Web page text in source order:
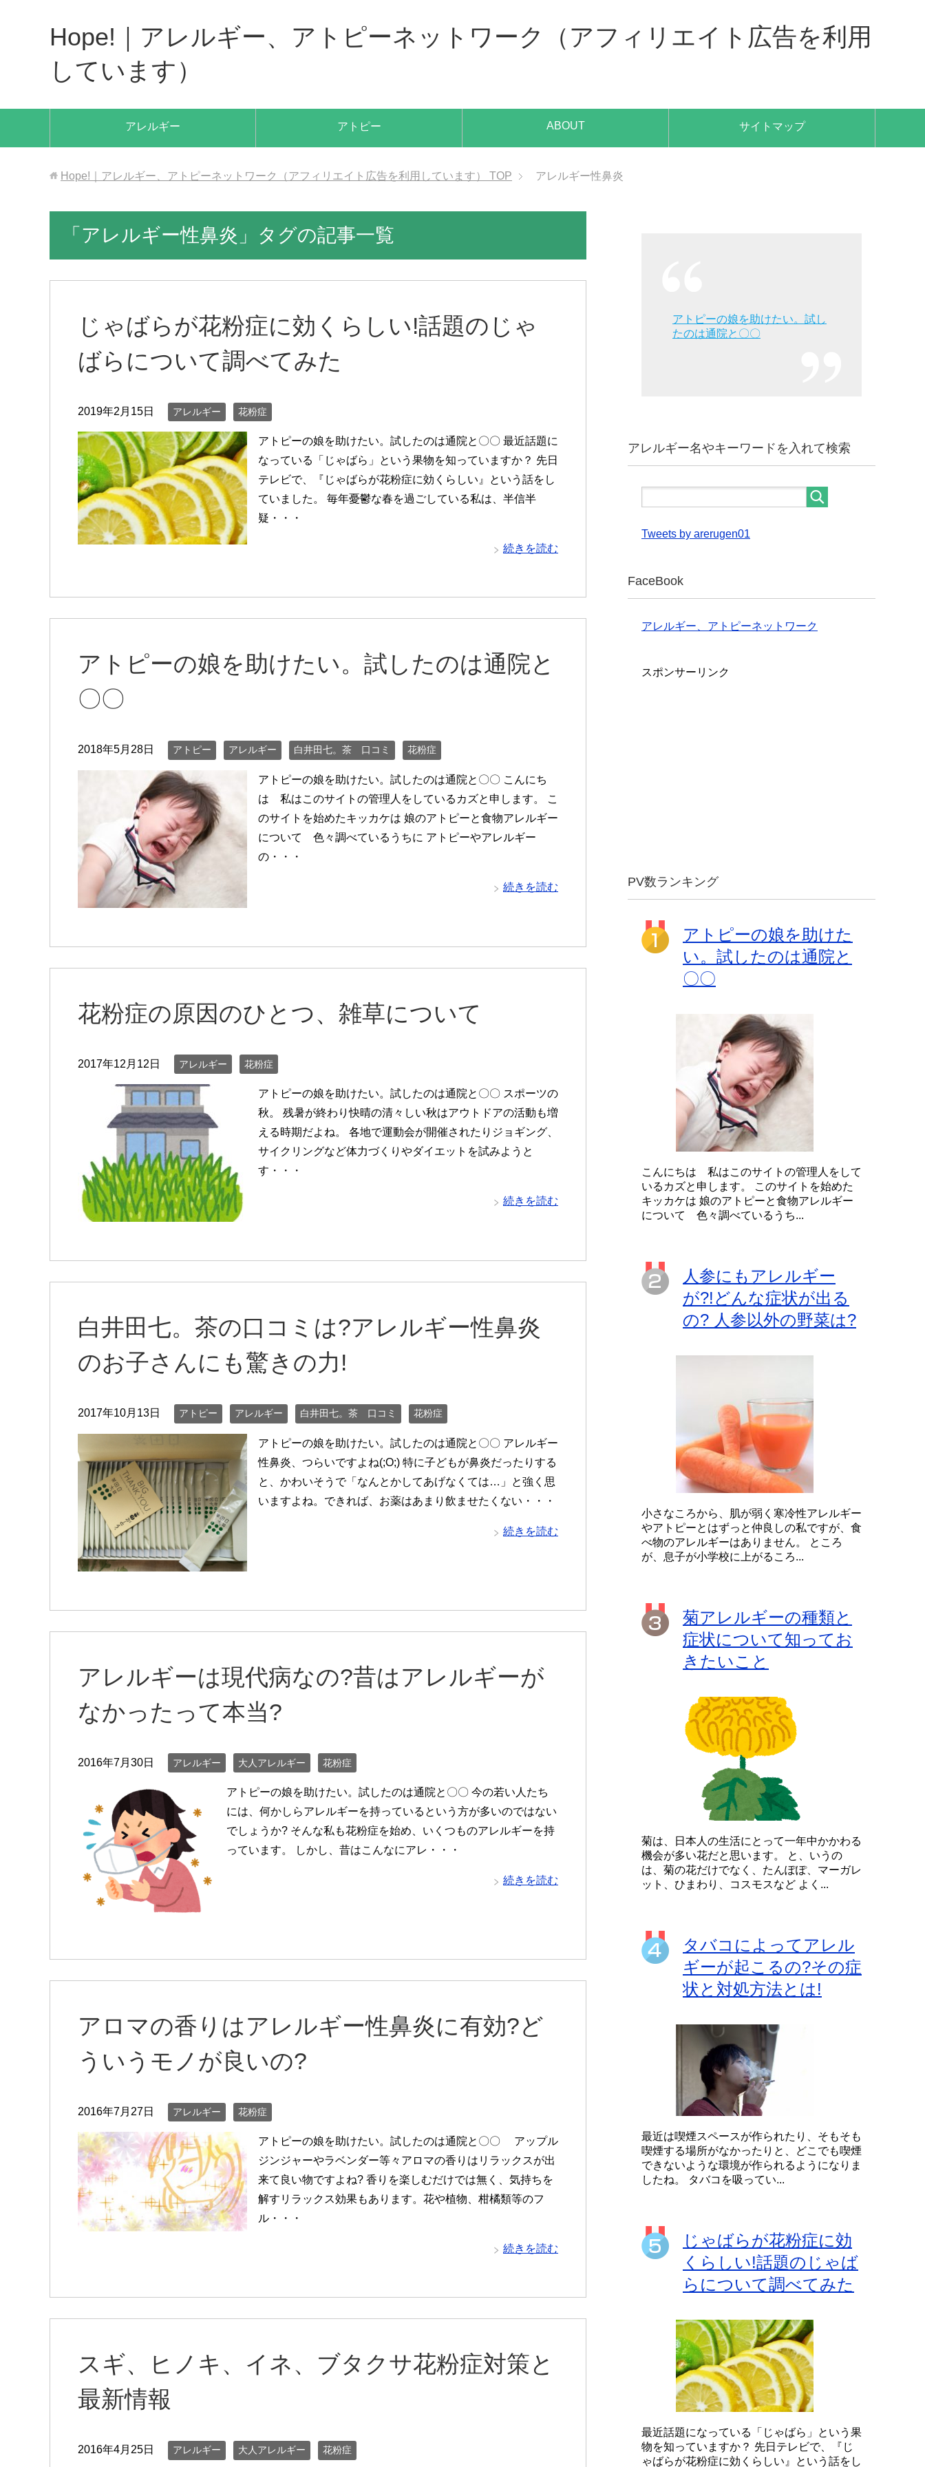
Hope!｜アレルギー、アトピーネットワーク（アフィリエイト広告を利用
しています）
アレルギー アトピー ABOUT サイトマップ
Hope!｜アレルギー、アトピーネットワーク（アフィリエイト広告を利用しています） TOP アレルギー性鼻炎
「アレルギー性鼻炎」タグの記事一覧
じゃばらが花粉症に効くらしい!話題のじゃ
ばらについて調べてみた
2019年2月15日 アレルギー 花粉症
アトピーの娘を助けたい。試したのは通院と〇〇 最近話題に
なっている「じゃばら」という果物を知っていますか？ 先日
テレビで、『じゃばらが花粉症に効くらしい』という話をし
ていました。 毎年憂鬱な春を過ごしている私は、半信半
疑・・・
続きを読む
アトピーの娘を助けたい。試したのは通院と
〇〇
2018年5月28日 アトピー アレルギー 白井田七。茶 口コミ 花粉症
アトピーの娘を助けたい。試したのは通院と〇〇 こんにち
は 私はこのサイトの管理人をしているカズと申します。 こ
のサイトを始めたキッカケは 娘のアトピーと食物アレルギー
について 色々調べているうちに アトピーやアレルギー
の・・・
続きを読む
花粉症の原因のひとつ、雑草について
2017年12月12日 アレルギー 花粉症
アトピーの娘を助けたい。試したのは通院と〇〇 スポーツの
秋。 残暑が終わり快晴の清々しい秋はアウトドアの活動も増
える時期だよね。 各地で運動会が開催されたりジョギング、
サイクリングなど体力づくりやダイエットを試みようと
す・・・
続きを読む
白井田七。茶の口コミは?アレルギー性鼻炎
のお子さんにも驚きの力!
2017年10月13日 アトピー アレルギー 白井田七。茶 口コミ 花粉症
アトピーの娘を助けたい。試したのは通院と〇〇 アレルギー
性鼻炎、つらいですよね(;O;) 特に子どもが鼻炎だったりする
と、かわいそうで「なんとかしてあげなくては…」と強く思
いますよね。できれば、お薬はあまり飲ませたくない・・・
続きを読む
アレルギーは現代病なの?昔はアレルギーが
なかったって本当?
2016年7月30日 アレルギー 大人アレルギー 花粉症
アトピーの娘を助けたい。試したのは通院と〇〇 今の若い人たち
には、何かしらアレルギーを持っているという方が多いのではない
でしょうか? そんな私も花粉症を始め、いくつものアレルギーを持
っています。 しかし、昔はこんなにアレ・・・
続きを読む
アロマの香りはアレルギー性鼻炎に有効?ど
ういうモノが良いの?
2016年7月27日 アレルギー 花粉症
アトピーの娘を助けたい。試したのは通院と〇〇 アップル
ジンジャーやラベンダー等々アロマの香りはリラックスが出
来て良い物ですよね? 香りを楽しむだけでは無く、気持ちを
解すリラックス効果もあります。花や植物、柑橘類等のフ
ル・・・
続きを読む
スギ、ヒノキ、イネ、ブタクサ花粉症対策と
最新情報
2016年4月25日 アレルギー 大人アレルギー 花粉症
アトピーの娘を助けたい。試し
たのは通院と〇〇
アレルギー名やキーワードを入れて検索
Tweets by arerugen01
FaceBook
アレルギー、アトピーネットワーク
スポンサーリンク
PV数ランキング
アトピーの娘を助けた
い。試したのは通院と
〇〇
こんにちは 私はこのサイトの管理人をして
いるカズと申します。 このサイトを始めた
キッカケは 娘のアトピーと食物アレルギー
について 色々調べているうち...
人参にもアレルギー
が?!どんな症状が出る
の? 人参以外の野菜は?
小さなころから、肌が弱く寒冷性アレルギー
やアトピーとはずっと仲良しの私ですが、食
べ物のアレルギーはありません。 ところ
が、息子が小学校に上がるころ...
菊アレルギーの種類と
症状について知ってお
きたいこと
菊は、日本人の生活にとって一年中かかわる
機会が多い花だと思います。 と、いうの
は、菊の花だけでなく、たんぽぽ、マーガレ
ット、ひまわり、コスモスなど よく...
タバコによってアレル
ギーが起こるの?その症
状と対処方法とは!
最近は喫煙スペースが作られたり、そもそも
喫煙する場所がなかったりと、どこでも喫煙
できないような環境が作られるようになりま
したね。 タバコを吸ってい...
じゃばらが花粉症に効
くらしい!話題のじゃば
らについて調べてみた
最近話題になっている「じゃばら」という果
物を知っていますか？ 先日テレビで、『じ
ゃばらが花粉症に効くらしい』という話をし